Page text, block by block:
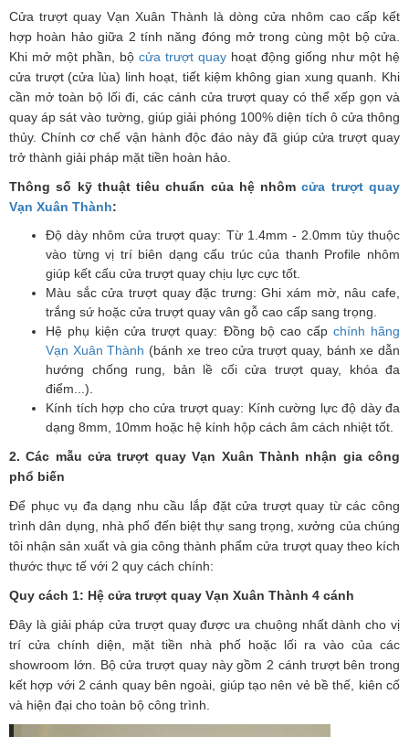
Cửa trượt quay Vạn Xuân Thành là dòng cửa nhôm cao cấp kết
hợp hoàn hảo giữa 2 tính năng đóng mở trong cùng một bộ cửa.
Khi mở một phần, bộ cửa trượt quay hoạt động giống như một hệ
cửa trượt (cửa lùa) linh hoạt, tiết kiệm không gian xung quanh. Khi
cần mở toàn bộ lối đi, các cánh cửa trượt quay có thể xếp gọn và
quay áp sát vào tường, giúp giải phóng 100% diện tích ô cửa thông
thủy. Chính cơ chế vận hành độc đáo này đã giúp cửa trượt quay
trở thành giải pháp mặt tiền hoàn hảo.
Thông số kỹ thuật tiêu chuẩn của hệ nhômcửa trượt quay
Vạn Xuân Thành:
Độ dày nhôm cửa trượt quay: Từ 1.4mm - 2.0mm tùy thuộc
vào từng vị trí biên dạng cấu trúc của thanh Profile nhôm
giúp kết cấu cửa trượt quay chịu lực cực tốt.
Màu sắc cửa trượt quay đặc trưng: Ghi xám mờ, nâu cafe,
trắng sứ hoặc cửa trượt quay vân gỗ cao cấp sang trọng.
Hệ phụ kiện cửa trượt quay: Đồng bộ cao cấp chính hãng
Vạn Xuân Thành (bánh xe treo cửa trượt quay, bánh xe dẫn
hướng chống rung, bản lề cối cửa trượt quay, khóa đa
điểm...).
Kính tích hợp cho cửa trượt quay: Kính cường lực độ dày đa
dạng 8mm, 10mm hoặc hệ kính hộp cách âm cách nhiệt tốt.
2. Các mẫu cửa trượt quay Vạn Xuân Thành nhận gia công
phổ biến
Để phục vụ đa dạng nhu cầu lắp đặt cửa trượt quay từ các công
trình dân dụng, nhà phố đến biệt thự sang trọng, xưởng của chúng
tôi nhận sản xuất và gia công thành phẩm cửa trượt quay theo kích
thước thực tế với 2 quy cách chính:
Quy cách 1: Hệ cửa trượt quay Vạn Xuân Thành 4 cánh
Đây là giải pháp cửa trượt quay được ưa chuộng nhất dành cho vị
trí cửa chính diện, mặt tiền nhà phố hoặc lối ra vào của các
showroom lớn. Bộ cửa trượt quay này gồm 2 cánh trượt bên trong
kết hợp với 2 cánh quay bên ngoài, giúp tạo nên vẻ bề thế, kiên cố
và hiện đại cho toàn bộ công trình.